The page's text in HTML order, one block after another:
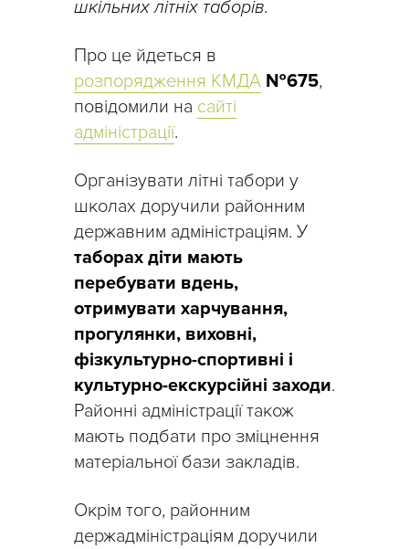
шкільних літніх таборів.
Про це йдеться в
розпорядження КМДА №675,
повідомили на сайті
адміністрації.
Організувати літні табори у
школах доручили районним
державним адміністраціям. У
таборах діти мають
перебувати вдень,
отримувати харчування,
прогулянки, виховні,
фізкультурно-спортивні і
культурно-екскурсійні заходи.
Районні адміністрації також
мають подбати про зміцнення
матеріальної бази закладів.
Окрім того, районним
держадміністраціям доручили